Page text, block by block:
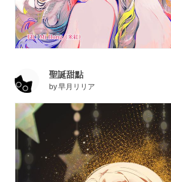
聖誕甜點
by早月リリア